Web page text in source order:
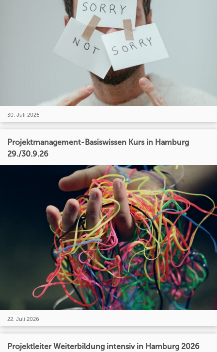
30. Juli 2026
Projektmanagement-Basiswissen Kurs in Hamburg
29./30.9.26
22. Juli 2026
Projektleiter Weiterbildung intensiv in Hamburg 2026